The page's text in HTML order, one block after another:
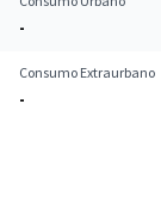
-
Consumo Extraurbano
-